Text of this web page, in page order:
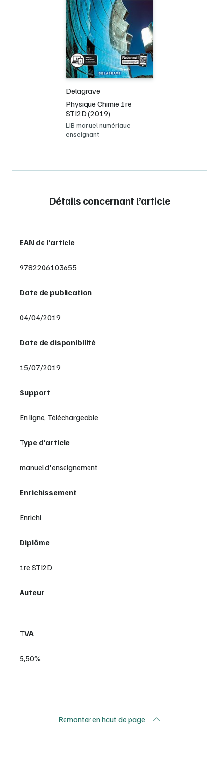
Delagrave
Physique Chimie 1re
STI2D (2019)
LIB manuel numérique
enseignant
Détails concernant l’article
EAN de l’article
9782206103655
Date de publication
04/04/2019
Date de disponibilité
15/07/2019
Support
En ligne, Téléchargeable
Type d’article
manuel d'enseignement
Enrichissement
Enrichi
Diplôme
1re STI2D
Auteur
TVA
5,50%
Remonter en haut de page